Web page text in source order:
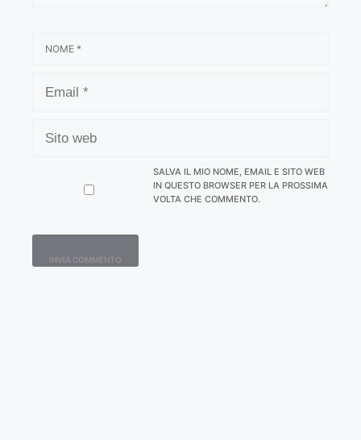
WEB
SALVA IL MIO NOME, EMAIL E SITO WEB
IN QUESTO BROWSER PER LA PROSSIMA
VOLTA CHE COMMENTO.